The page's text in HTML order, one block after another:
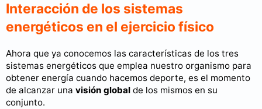
Interacción de los sistemas
energéticos en el ejercicio físico
Ahora que ya conocemos las características de los tres
sistemas energéticos que emplea nuestro organismo para
obtener energía cuando hacemos deporte, es el momento
de alcanzar una visión global de los mismos en su
conjunto.